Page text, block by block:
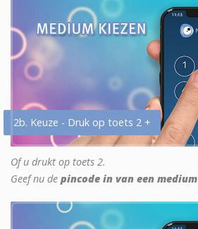
2b. Keuze - Druk op toets 2 +
Of u drukt op toets 2.
Geef nu de pincode in van een medium